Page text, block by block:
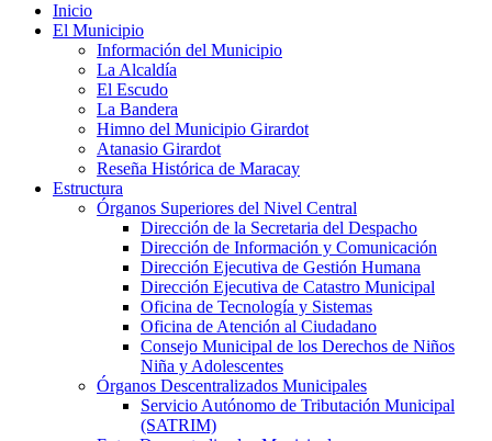
Inicio
El Municipio
Información del Municipio
La Alcaldía
El Escudo
La Bandera
Himno del Municipio Girardot
Atanasio Girardot
Reseña Histórica de Maracay
Estructura
Órganos Superiores del Nivel Central
Dirección de la Secretaria del Despacho
Dirección de Información y Comunicación
Dirección Ejecutiva de Gestión Humana
Dirección Ejecutiva de Catastro Municipal
Oficina de Tecnología y Sistemas
Oficina de Atención al Ciudadano
Consejo Municipal de los Derechos de Niños
Niña y Adolescentes
Órganos Descentralizados Municipales
Servicio Autónomo de Tributación Municipal
(SATRIM)